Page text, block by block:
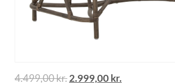
4.499,00kr.2.999,00kr.